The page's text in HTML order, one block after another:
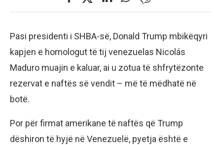
Pasi presidenti i SHBA-së, Donald Trump mbikëqyri
kapjen e homologut të tij venezuelas Nicolás
Maduro muajin e kaluar, ai u zotua të shfrytëzonte
rezervat e naftës së vendit – më të mëdhatë në
botë.
Por për firmat amerikane të naftës që Trump
dëshiron të hyjë në Venezuelë, pyetja është e